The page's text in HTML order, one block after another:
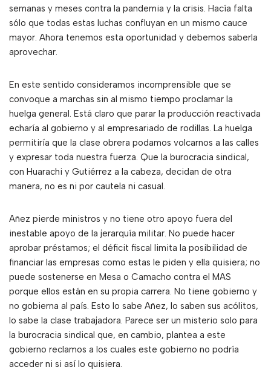
semanas y meses contra la pandemia y la crisis. Hacía falta
sólo que todas estas luchas confluyan en un mismo cauce
mayor. Ahora tenemos esta oportunidad y debemos saberla
aprovechar.
En este sentido consideramos incomprensible que se
convoque a marchas sin al mismo tiempo proclamar la
huelga general. Está claro que parar la producción reactivada
echaría al gobierno y al empresariado de rodillas. La huelga
permitiría que la clase obrera podamos volcarnos a las calles
y expresar toda nuestra fuerza. Que la burocracia sindical,
con Huarachi y Gutiérrez a la cabeza, decidan de otra
manera, no es ni por cautela ni casual.
Añez pierde ministros y no tiene otro apoyo fuera del
inestable apoyo de la jerarquía militar. No puede hacer
aprobar préstamos; el déficit fiscal limita la posibilidad de
financiar las empresas como estas le piden y ella quisiera; no
puede sostenerse en Mesa o Camacho contra el MAS
porque ellos están en su propia carrera. No tiene gobierno y
no gobierna al país. Esto lo sabe Añez, lo saben sus acólitos,
lo sabe la clase trabajadora. Parece ser un misterio solo para
la burocracia sindical que, en cambio, plantea a este
gobierno reclamos a los cuales este gobierno no podría
acceder ni si así lo quisiera.